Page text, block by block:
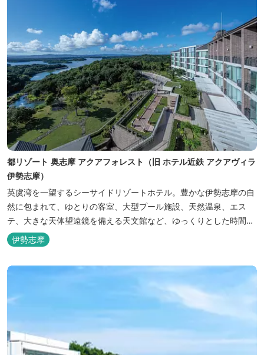
都リゾート 奥志摩 アクアフォレスト（旧 ホテル近鉄 アクアヴィラ
伊勢志摩）
英虞湾を一望するシーサイドリゾートホテル。豊かな伊勢志摩の自
然に包まれて、ゆとりの客室、大型プール施設、天然温泉、エス
テ、大きな天体望遠鏡を備える天文館など、ゆっくりとした時間を
楽しみながら過ごすことができます。 屋内プール：通年 屋外プー
ル：2025年7月19日（土）～8月31日（日）
伊勢志摩